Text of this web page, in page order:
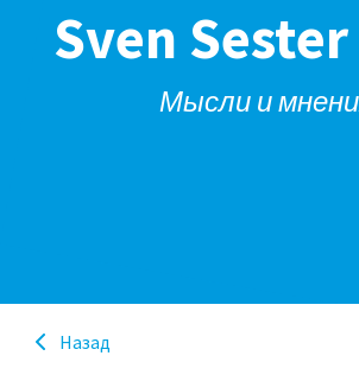
Sven Sester
Мысли и
Hазад